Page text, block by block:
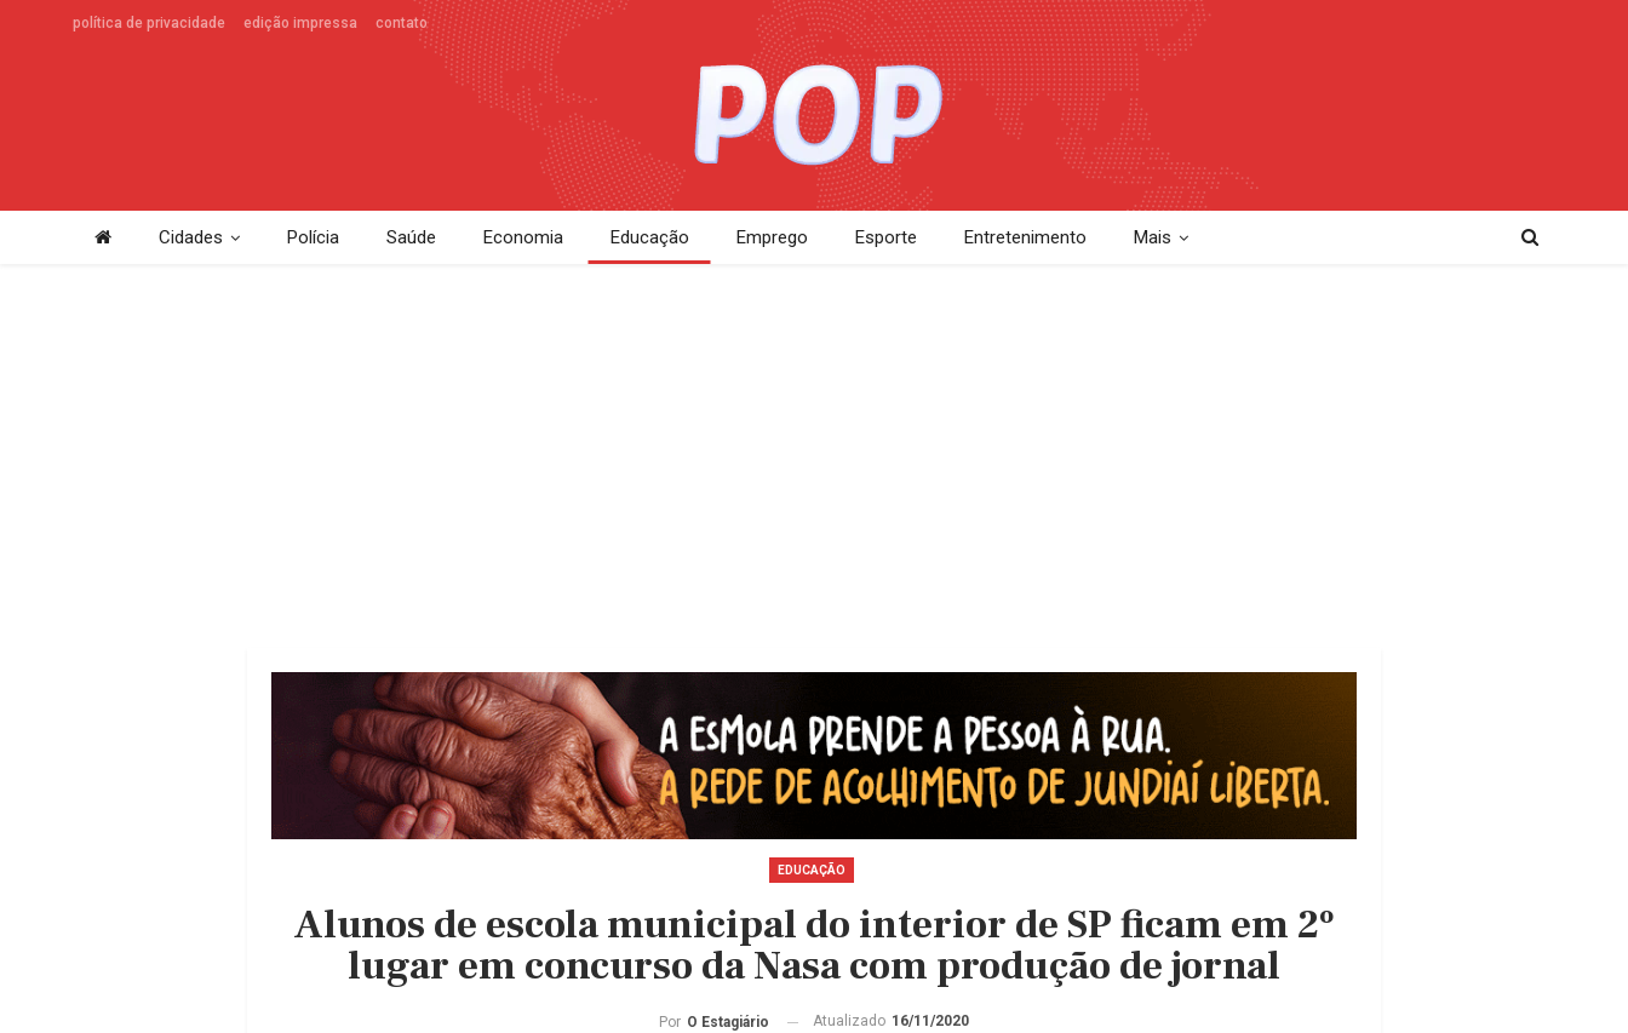
política de privacidade edição impressa contato
Cidades Polícia Saúde Economia Educação Emprego Esporte Entretenimento Mais
EDUCAÇÃO
Alunos de escola municipal do interior de SP ficam em 2º
lugar em concurso da Nasa com produção de jornal
Por O Estagiário Atualizado 16/11/2020